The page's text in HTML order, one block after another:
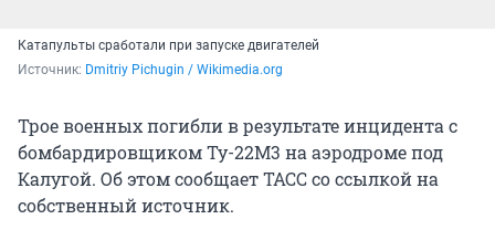
Катапульты сработали при запуске двигателей
Источник: Dmitriy Pichugin / Wikimedia.org
Трое военных погибли в результате инцидента с
бомбардировщиком Ту-22М3 на аэродроме под
Калугой. Об этом сообщает ТАСС со ссылкой на
собственный источник.